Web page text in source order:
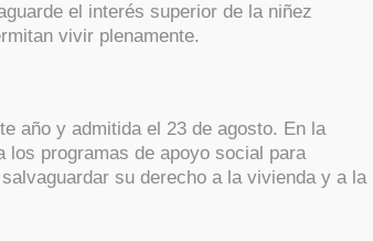
el interés superior de la niñez
vivir plenamente.
año y admitida el 23 de agosto. En la
los programas de apoyo social para
su derecho a la vivienda y a la